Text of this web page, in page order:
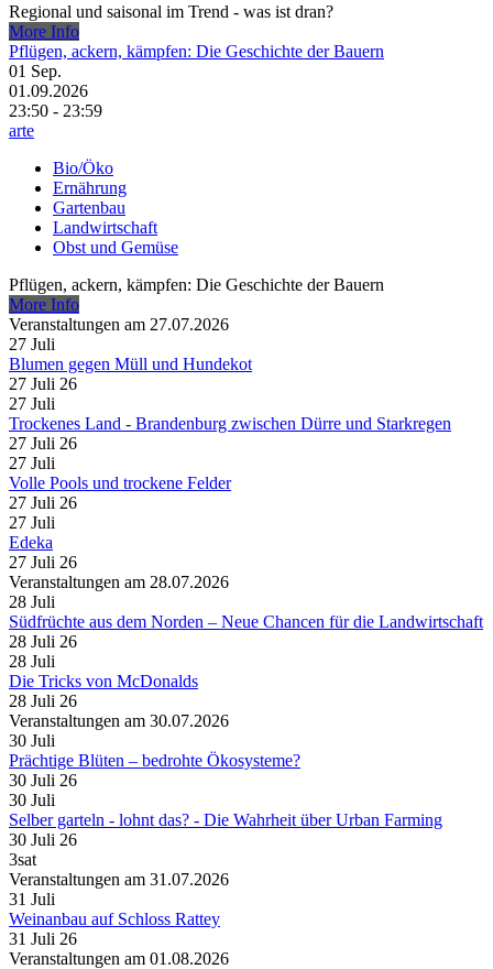
Regional und saisonal im Trend - was ist dran?
More Info
Pflügen, ackern, kämpfen: Die Geschichte der Bauern
01 Sep.
01.09.2026
23:50 - 23:59
arte
Bio/Öko
Ernährung
Gartenbau
Landwirtschaft
Obst und Gemüse
Pflügen, ackern, kämpfen: Die Geschichte der Bauern
More Info
Veranstaltungen am 27.07.2026
27 Juli
Blumen gegen Müll und Hundekot
27 Juli 26
27 Juli
Trockenes Land - Brandenburg zwischen Dürre und Starkregen
27 Juli 26
27 Juli
Volle Pools und trockene Felder
27 Juli 26
27 Juli
Edeka
27 Juli 26
Veranstaltungen am 28.07.2026
28 Juli
Südfrüchte aus dem Norden – Neue Chancen für die Landwirtschaft
28 Juli 26
28 Juli
Die Tricks von McDonalds
28 Juli 26
Veranstaltungen am 30.07.2026
30 Juli
Prächtige Blüten – bedrohte Ökosysteme?
30 Juli 26
30 Juli
Selber garteln - lohnt das? - Die Wahrheit über Urban Farming
30 Juli 26
3sat
Veranstaltungen am 31.07.2026
31 Juli
Weinanbau auf Schloss Rattey
31 Juli 26
Veranstaltungen am 01.08.2026